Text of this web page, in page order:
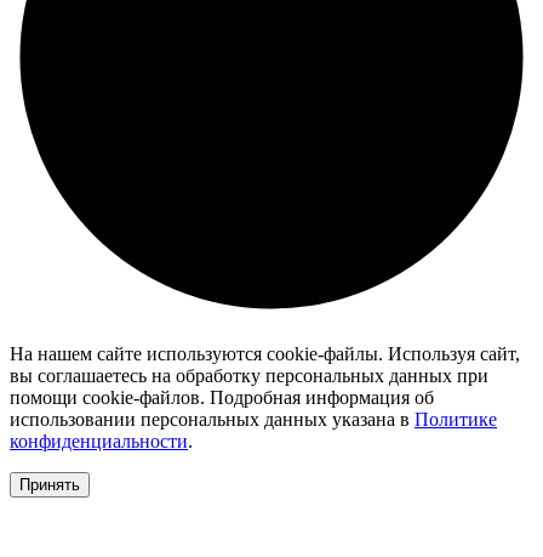
На нашем сайте используются cookie-файлы. Используя сайт,
вы соглашаетесь на обработку персональных данных при
помощи cookie-файлов. Подробная информация об
использовании персональных данных указана в Политике
конфиденциальности.
Принять